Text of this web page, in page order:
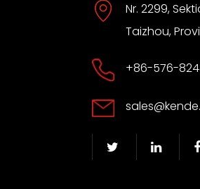
Nr. 2299,
Taizhou,
+86-576-